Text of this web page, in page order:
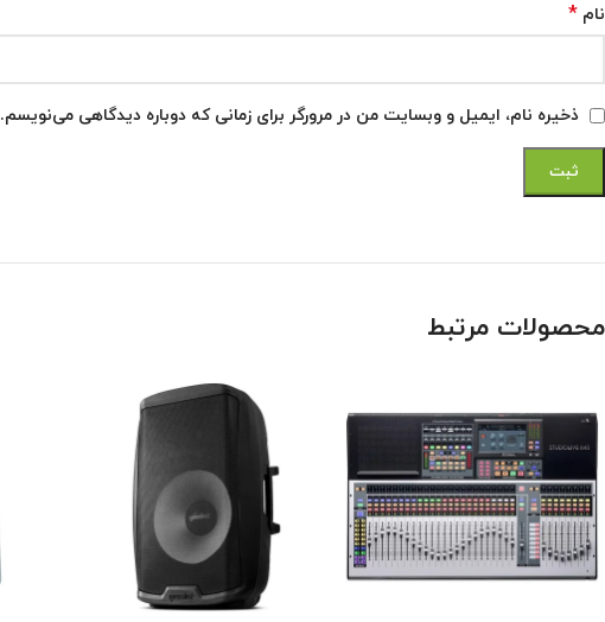
نام *
ذخیره نام، ایمیل و وبسایت من در مرورگر برای زمانی که دوباره دیدگاهی می‌نویسم.
محصولات مرتبط